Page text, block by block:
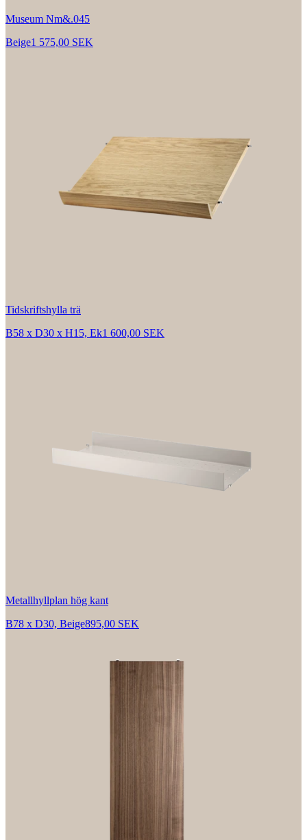
Museum Nm&.045
Beige1 575,00 SEK
Tidskriftshylla trä
B58 x D30 x H15, Ek1 600,00 SEK
Metallhyllplan hög kant
B78 x D30, Beige895,00 SEK